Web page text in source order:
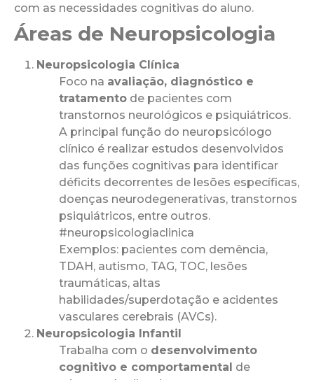
com as necessidades cognitivas do aluno.
Áreas de Neuropsicologia
Neuropsicologia Clínica
Foco na avaliação, diagnóstico e
tratamento de pacientes com
transtornos neurológicos e psiquiátricos.
A principal função do neuropsicólogo
clínico é realizar estudos desenvolvidos
das funções cognitivas para identificar
déficits decorrentes de lesões específicas,
doenças neurodegenerativas, transtornos
psiquiátricos, entre outros.
#neuropsicologiaclinica
Exemplos: pacientes com demência,
TDAH, autismo, TAG, TOC, lesões
traumáticas, altas
habilidades/superdotação e acidentes
vasculares cerebrais (AVCs).
Neuropsicologia Infantil
Trabalha com o desenvolvimento
cognitivo e comportamental de